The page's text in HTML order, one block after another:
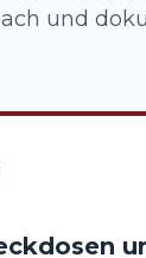
und